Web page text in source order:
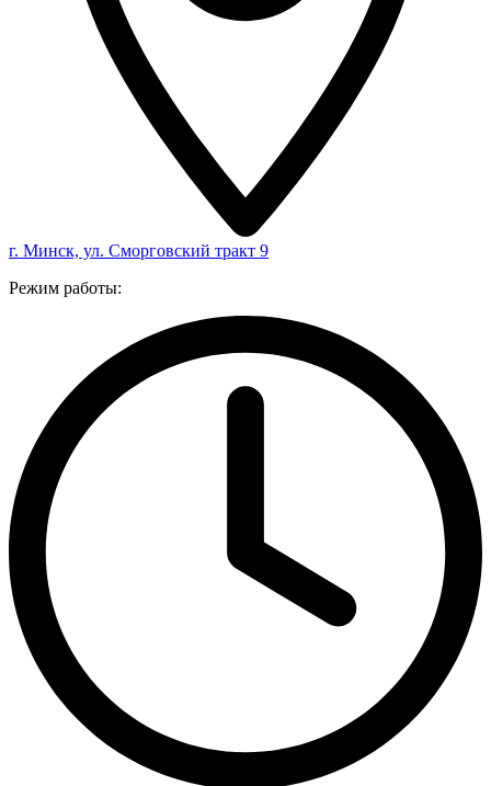
г. Минск, ул. Сморговский тракт 9
Режим работы: